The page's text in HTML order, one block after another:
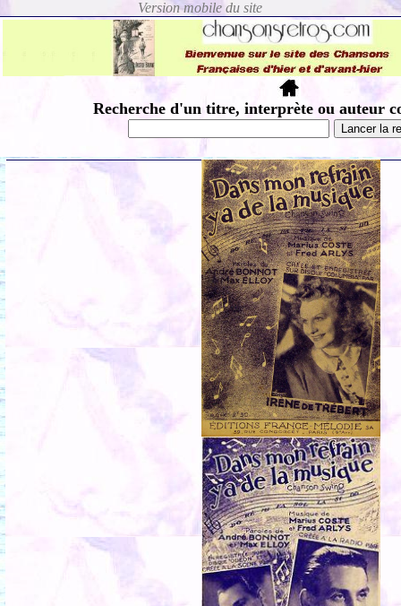
Recherche d'un titre, interprète ou auteur